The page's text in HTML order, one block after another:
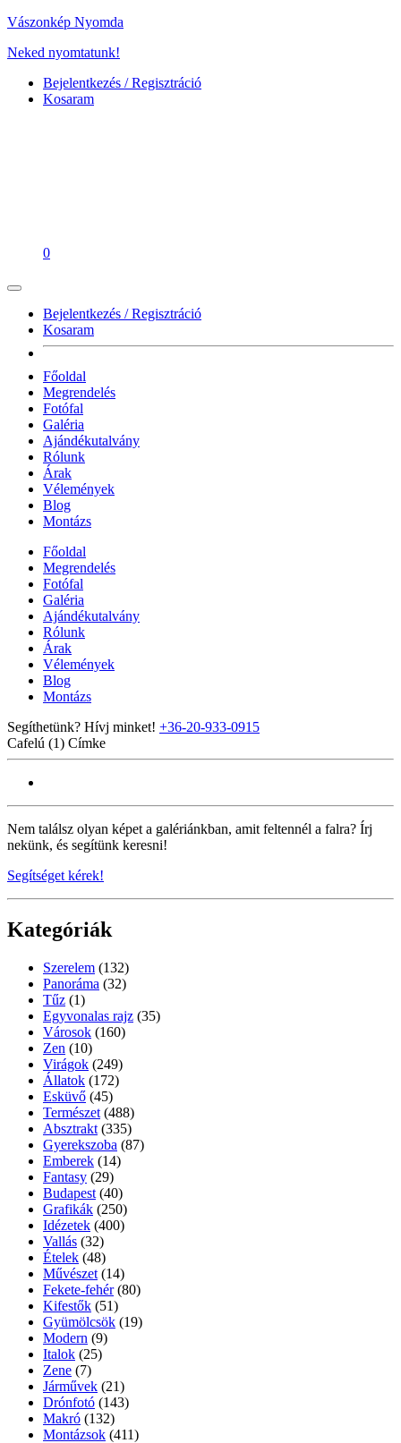
Vászonkép Nyomda
Neked nyomtatunk!
Bejelentkezés / Regisztráció
Kosaram
0
Bejelentkezés / Regisztráció
Kosaram
Főoldal
Megrendelés
Fotófal
Galéria
Ajándékutalvány
Rólunk
Árak
Vélemények
Blog
Montázs
Főoldal
Megrendelés
Fotófal
Galéria
Ajándékutalvány
Rólunk
Árak
Vélemények
Blog
Montázs
Segíthetünk? Hívj minket! +36-20-933-0915
Cafelú (1) Címke
Nem találsz olyan képet a galériánkban, amit feltennél a falra? Írj
nekünk, és segítünk keresni!
Segítséget kérek!
Kategóriák
Szerelem (132)
Panoráma (32)
Tűz (1)
Egyvonalas rajz (35)
Városok (160)
Zen (10)
Virágok (249)
Állatok (172)
Esküvő (45)
Természet (488)
Absztrakt (335)
Gyerekszoba (87)
Emberek (14)
Fantasy (29)
Budapest (40)
Grafikák (250)
Idézetek (400)
Vallás (32)
Ételek (48)
Művészet (14)
Fekete-fehér (80)
Kifestők (51)
Gyümölcsök (19)
Modern (9)
Italok (25)
Zene (7)
Járművek (21)
Drónfotó (143)
Makró (132)
Montázsok (411)